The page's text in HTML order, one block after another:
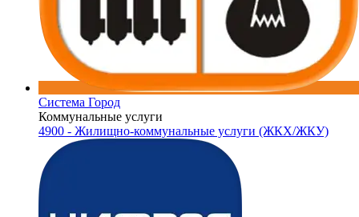
Система Город
Коммунальные услуги
4900 - Жилищно-коммунальные услуги (ЖКХ/ЖКУ)